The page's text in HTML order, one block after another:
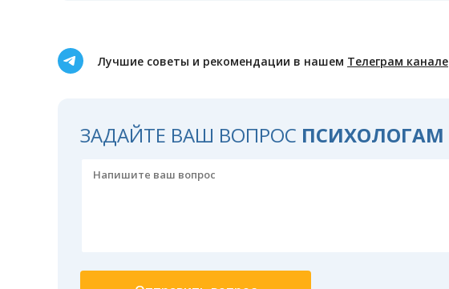
Лучшие советы и рекомендации в нашем Телеграм канале
ЗАДАЙТЕ ВАШ ВОПРОС ПСИХОЛОГАМ